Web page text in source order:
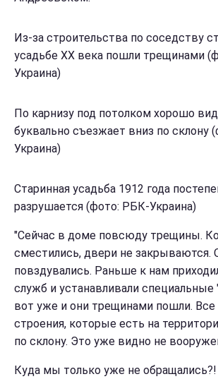
Из-за строительства по соседству
усадьбе ХХ века пошли трещинами
Украина)
По карнизу под потолком хорошо
буквально съезжает вниз по склону
Украина)
Старинная усадьба 1912 года
разрушается (фото: РБК-Украина)
"Сейчас в доме повсюду трещины.
сместились, двери не закрываются.
повздувались. Раньше к нам
служб и устанавливали специальные
вот уже и они трещинами пошли.
строения, которые есть на
по склону. Это уже видно не
Куда мы только уже не